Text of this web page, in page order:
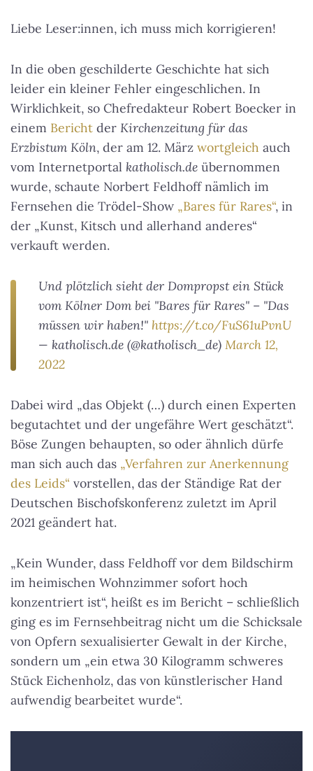
Liebe Leser:innen, ich muss mich korrigieren!
In die oben geschilderte Geschichte hat sich
leider ein kleiner Fehler eingeschlichen. In
Wirklichkeit, so Chefredakteur Robert Boecker in
einem Bericht der Kirchenzeitung für das
Erzbistum Köln, der am 12. März wortgleich auch
vom Internetportal katholisch.de übernommen
wurde, schaute Norbert Feldhoff nämlich im
Fernsehen die Trödel-Show „Bares für Rares“, in
der „Kunst, Kitsch und allerhand anderes“
verkauft werden.
Und plötzlich sieht der Dompropst ein Stück
vom Kölner Dom bei "Bares für Rares" – "Das
müssen wir haben!" https://t.co/FuS61uPvnU
— katholisch.de (@katholisch_de) March 12,
2022
Dabei wird „das Objekt (…) durch einen Experten
begutachtet und der ungefähre Wert geschätzt“.
Böse Zungen behaupten, so oder ähnlich dürfe
man sich auch das „Verfahren zur Anerkennung
des Leids“ vorstellen, das der Ständige Rat der
Deutschen Bischofskonferenz zuletzt im April
2021 geändert hat.
„Kein Wunder, dass Feldhoff vor dem Bildschirm
im heimischen Wohnzimmer sofort hoch
konzentriert ist“, heißt es im Bericht – schließlich
ging es im Fernsehbeitrag nicht um die Schicksale
von Opfern sexualisierter Gewalt in der Kirche,
sondern um „ein etwa 30 Kilogramm schweres
Stück Eichenholz, das von künstlerischer Hand
aufwendig bearbeitet wurde“.